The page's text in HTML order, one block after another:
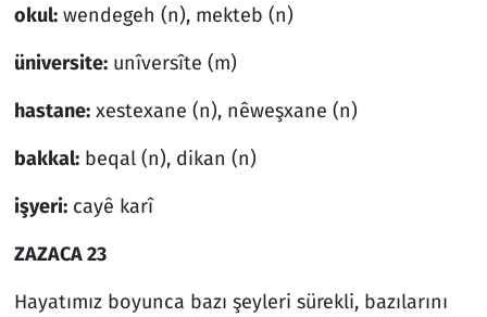
okul:wendegeh (n), mekteb (n)
üniversite:unîversîte (m)
hastane:xestexane (n), nêweşxane (n)
bakkal:beqal (n), dikan (n)
işyeri:cayê karî
ZAZACA 23
Hayatımız boyunca bazı şeyleri sürekli, bazılarını